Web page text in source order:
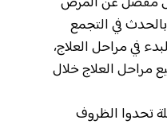
في التجمع
في مراحل العلاج،
العلاج خلال
تحدوا الظروف